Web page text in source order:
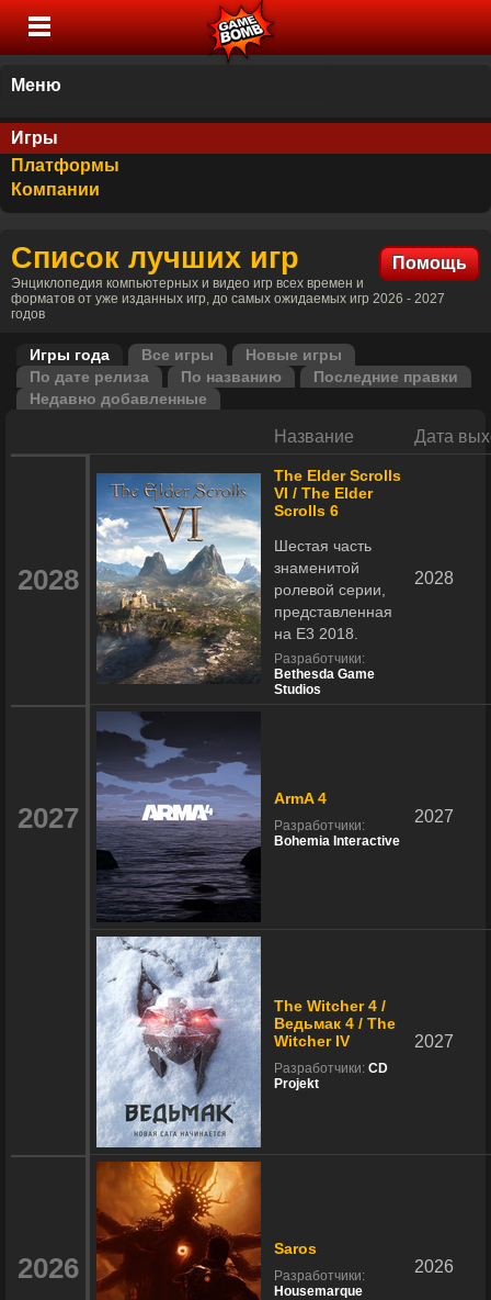
Меню
Игры
Платформы
Компании
Помощь
Список лучших игр
Энциклопедия компьютерных и видео игр всех времен и
форматов от уже изданных игр, до самых ожидаемых игр 2026 - 2027
годов
Игры года Все игры
Новые игры
По дате релиза
По названию
Последние правки
Недавно добавленные
Название Дата
2028
The Elder Scrolls
VI / The Elder
Scrolls 6
Шестая часть
знаменитой
ролевой серии,
представленная
на E3 2018.
Разработчики:
Bethesda Game
Studios
2028
2027
ArmA 4
Разработчики:
Bohemia Interactive
2027
The Witcher 4 /
Ведьмак 4 / The
Witcher IV
Разработчики: CD
Projekt
2027
2026
Saros
Разработчики:
Housemarque
2026